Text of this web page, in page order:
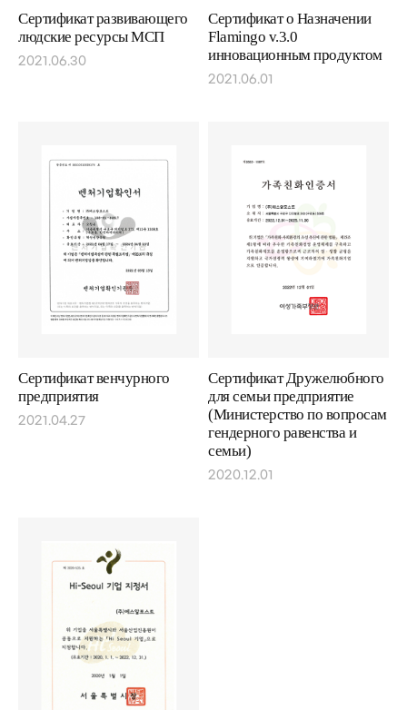
Сертификат развивающего
людские ресурсы МСП
2021.06.30
Сертификат о Назначении
Flamingo v.3.0
инновационным продуктом
2021.06.01
Сертификат венчурного
предприятия
2021.04.27
Сертификат Дружелюбного
для семьи предприятие
(Министерство по вопросам
гендерного равенства и
семьи)
2020.12.01